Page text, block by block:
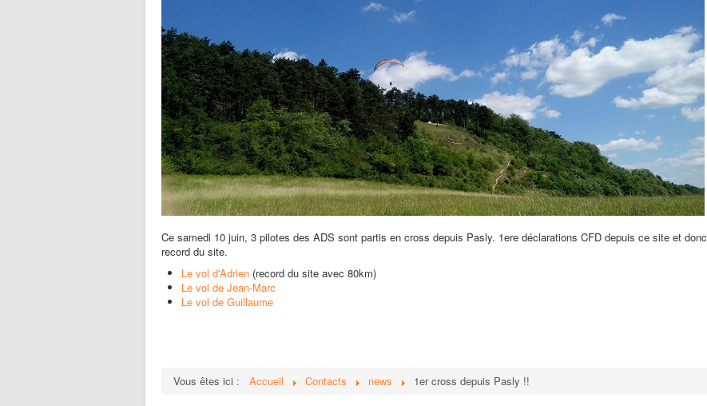
Ce samedi 10 juin, 3 pilotes des ADS sont partis en cross depuis Pasly. 1ere déclarations CFD depuis ce site et donc
record du site.
Le vol d'Adrien (record du site avec 80km)
Le vol de Jean-Marc
Le vol de Guillaume
Vous êtes ici : Accueil Contacts news 1er cross depuis Pasly !!